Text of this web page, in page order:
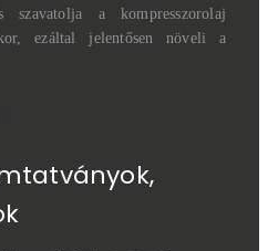
szavatolja a kompresszorolaj
ezáltal jelentősen növeli a